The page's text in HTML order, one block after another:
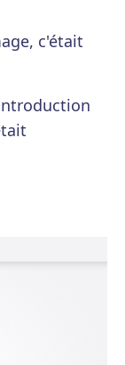
c'était